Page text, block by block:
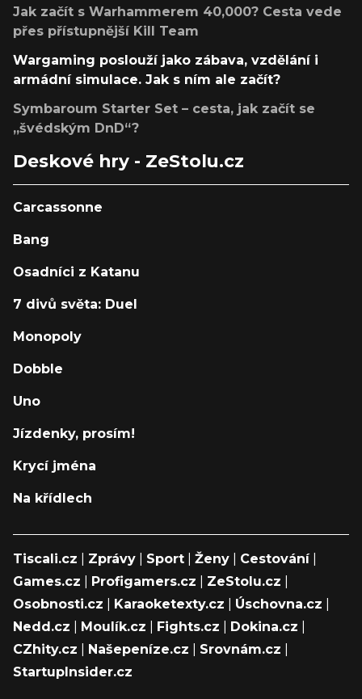
Jak začít s Warhammerem 40,000? Cesta vede
přes přístupnější Kill Team
Wargaming poslouží jako zábava, vzdělání i
armádní simulace. Jak s ním ale začít?
Symbaroum Starter Set – cesta, jak začít se
„švédským DnD“?
Deskové hry - ZeStolu.cz
Carcassonne
Bang
Osadníci z Katanu
7 divů světa: Duel
Monopoly
Dobble
Uno
Jízdenky, prosím!
Krycí jména
Na křídlech
Tiscali.cz Zprávy Sport Ženy Cestování|
Games.cz
Profigamers.cz ZeStolu.cz
Osobnosti.cz
Karaoketexty.cz Úschovna.cz
Nedd.cz
Moulík.cz Fights.cz Dokina.cz
CZhity.cz
Našepeníze.cz Srovnám.cz
StartupInsider.cz